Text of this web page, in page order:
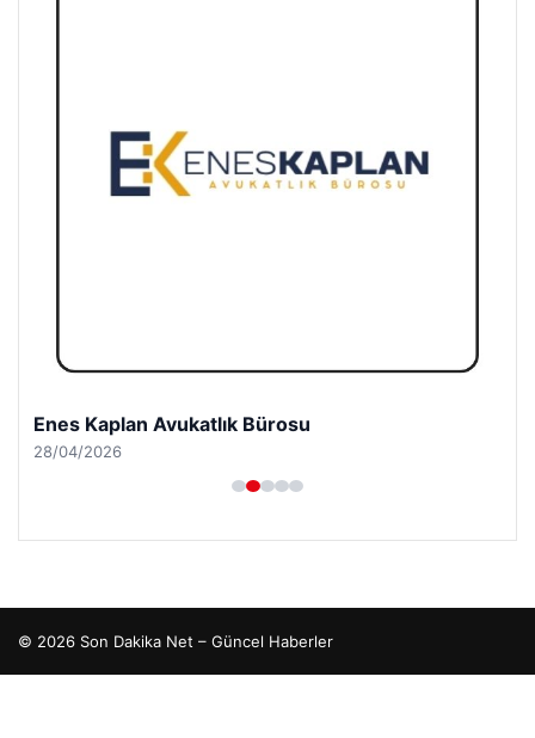
Enes Kaplan Avukatlık Bürosu
28/04/2026
© 2026 Son Dakika Net – Güncel Haberler